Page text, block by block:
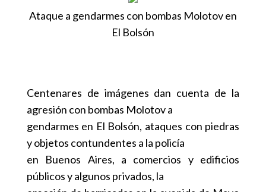
Ataque a gendarmes con bombas Molotov en
El Bolsón
Centenares de imágenes dan cuenta de la
agresión con bombas Molotov a
gendarmes en El Bolsón, ataques con piedras
y objetos contundentes a la policía
en Buenos Aires, a comercios y edificios
públicos y algunos privados, la